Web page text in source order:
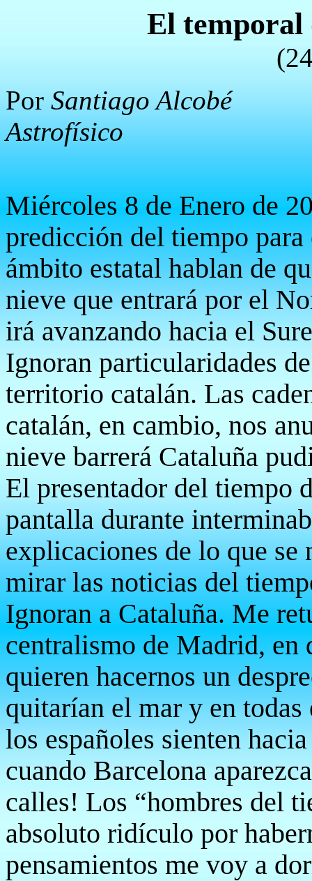
El temporal
Por Santiago Alcobé
Astrofísico
Miércoles 8 de Enero de
predicción del tiempo
ámbito estatal hablan de
nieve que entrará por el
irá avanzando hacia el
Ignoran particularidades
territorio catalán. Las
catalán, en cambio, nos
nieve barrerá Cataluña
El presentador del tiempo
pantalla durante
explicaciones de lo que
mirar las noticias del
Ignoran a Cataluña. Me
centralismo de Madrid, en
quieren hacernos un
quitarían el mar y en todas
los españoles sienten
cuando Barcelona
calles! Los “hombres del
absoluto ridículo por
pensamientos me voy a